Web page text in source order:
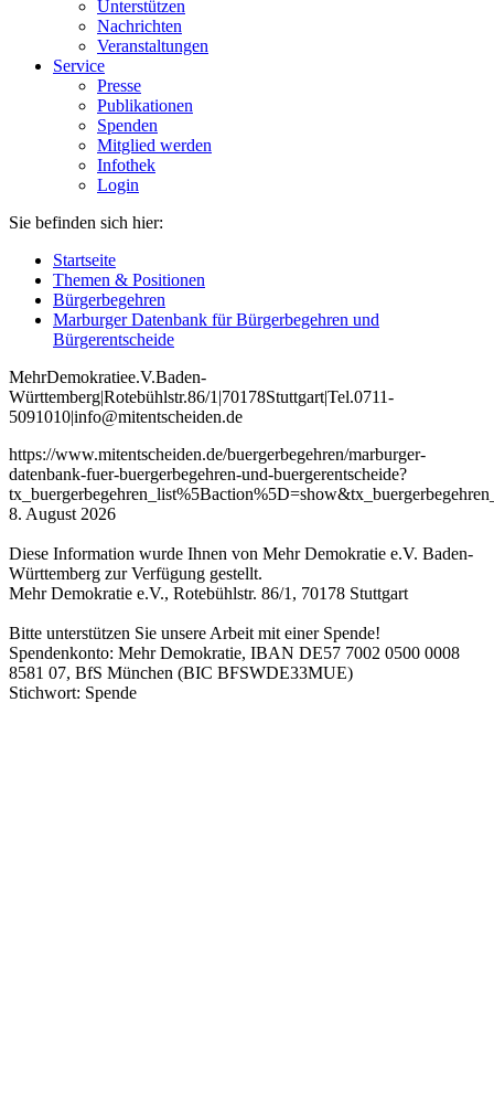
Unterstützen
Nachrichten
Veranstaltungen
Service
Presse
Publikationen
Spenden
Mitglied werden
Infothek
Login
Sie befinden sich hier:
Startseite
Themen & Positionen
Bürgerbegehren
Marburger Datenbank für Bürgerbegehren und
Bürgerentscheide
MehrDemokratiee.V.Baden-
Württemberg|Rotebühlstr.86/1 |70178Stuttgart|Tel.0711-
5091010|info@mitentscheiden.de
https://www.mitentscheiden.de/buergerbegehren/marburger-
datenbank-fuer-buergerbegehren-und-buergerentscheide?
8. August 2026
Diese Information wurde Ihnen von Mehr Demokratie e.V. Baden-
Württemberg zur Verfügung gestellt.
Mehr Demokratie e.V., Rotebühlstr. 86/1, 70178 Stuttgart
Bitte unterstützen Sie unsere Arbeit mit einer Spende!
Spendenkonto: Mehr Demokratie, IBAN DE57 7002 0500 0008
8581 07, BfS München (BIC BFSWDE33MUE)
Stichwort: Spende